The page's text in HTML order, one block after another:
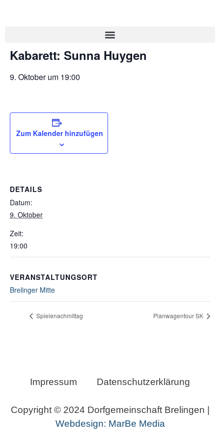
Kabarett: Sunna Huygen
9. Oktober um 19:00
Zum Kalender hinzufügen
DETAILS
Datum:
9. Oktober
Zeit:
19:00
VERANSTALTUNGSORT
Brelinger Mitte
Spielenachmittag Planwagentour SK
Copyright © 2024 Dorfgemeinschaft Brelingen |
Webdesign: MarBe Media
Impressum Datenschutzerklärung